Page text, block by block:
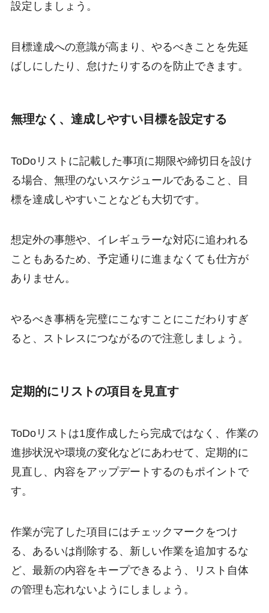
設定しましょう。
目標達成への意識が高まり、やるべきことを先延
ばしにしたり、怠けたりするのを防止できます。
無理なく、達成しやすい目標を設定する
ToDoリストに記載した事項に期限や締切日を設け
る場合、無理のないスケジュールであること、目
標を達成しやすいことなども大切です。
想定外の事態や、イレギュラーな対応に追われる
こともあるため、予定通りに進まなくても仕方が
ありません。
やるべき事柄を完璧にこなすことにこだわりすぎ
ると、ストレスにつながるので注意しましょう。
定期的にリストの項目を見直す
ToDoリストは1度作成したら完成ではなく、作業の
進捗状況や環境の変化などにあわせて、定期的に
見直し、内容をアップデートするのもポイントで
す。
作業が完了した項目にはチェックマークをつけ
る、あるいは削除する、新しい作業を追加するな
ど、最新の内容をキープできるよう、リスト自体
の管理も忘れないようにしましょう。